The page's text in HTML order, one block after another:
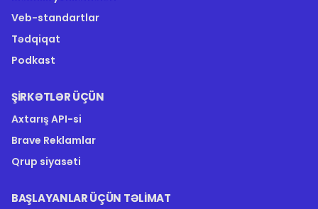
Veb-standartlar
Tədqiqat
Podkast
ŞIRKƏTLƏR ÜÇÜN
Axtarış API-si
Brave Reklamlar
Qrup siyasəti
BAŞLAYANLAR ÜÇÜN TƏLIMAT